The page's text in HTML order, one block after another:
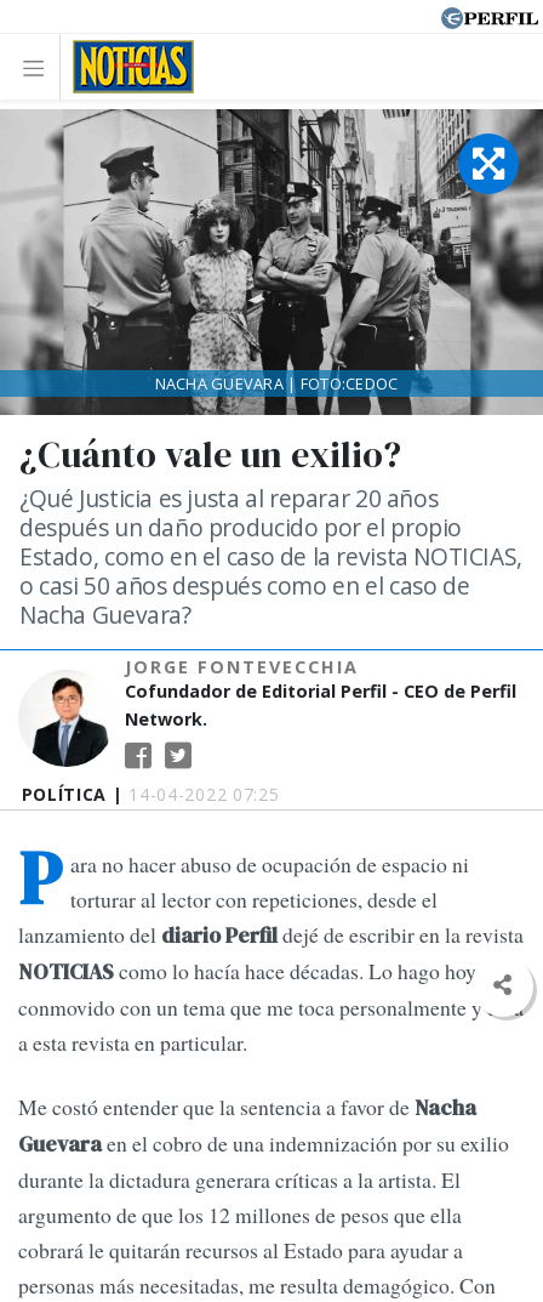
POLÍTICA | 14-04-2022 07:25
¿Cuánto vale un exilio?
¿Qué Justicia es justa al reparar 20 años
después un daño producido por el propio
Estado, como en el caso de la revista NOTICIAS,
o casi 50 años después como en el caso de
Nacha Guevara?
JORGE FONTEVECCHIA
Cofundador de Editorial Perfil - CEO de Perfil
Network.
NACHA GUEVARA | FOTO:CEDOC
P ara no hacer abuso de ocupación de espacio ni
torturar al lector con repeticiones, desde el
lanzamiento del diario Perfildejé de escribir en la revista
NOTICIAScomo lo hacía hace décadas. Lo hago hoy
conmovido con un tema que me toca personalmente y toca
a esta revista en particular.
Me costó entender que la sentencia a favor deNacha
Guevaraen el cobro de una indemnización por su exilio
durante la dictadura generara críticas a la artista. El
argumento de que los 12 millones de pesos que ella
cobrará le quitarán recursos al Estado para ayudar a
personas más necesitadas, me resulta demagógico. Con